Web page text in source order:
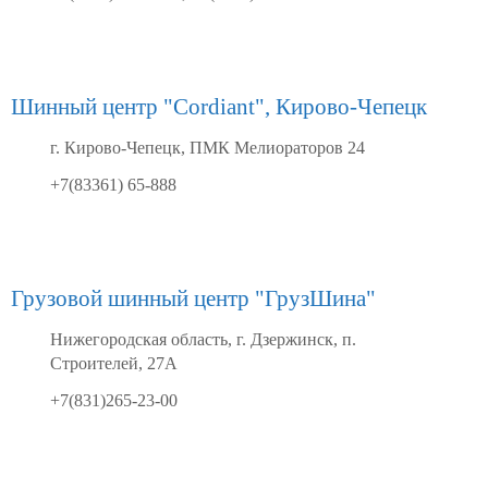
Шинный центр "Cordiant", Кирово-Чепецк
г. Кирово-Чепецк, ПМК Мелиораторов 24
+7(83361) 65-888
Грузовой шинный центр "ГрузШина"
Нижегородская область, г. Дзержинск, п.
Строителей, 27А
+7(831)265-23-00